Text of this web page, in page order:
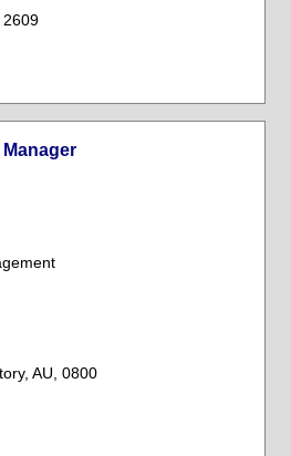
2609
AU, 0800